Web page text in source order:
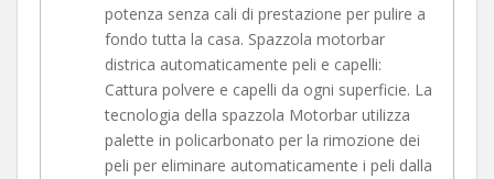
potenza senza cali di prestazione per pulire a
fondo tutta la casa. Spazzola motorbar
districa automaticamente peli e capelli:
Cattura polvere e capelli da ogni superficie. La
tecnologia della spazzola Motorbar utilizza
palette in policarbonato per la rimozione dei
peli per eliminare automaticamente i peli dalla